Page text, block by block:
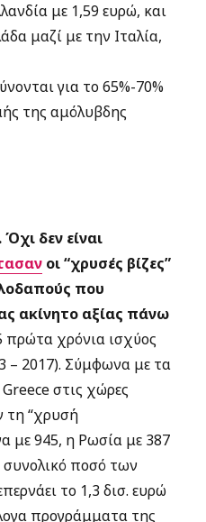
με 1,59 ευρώ, και
μαζί με την Ιταλία,
για το 65%-70%
της αμόλυβδης
δεν είναι
οι “χρυσές βίζες”
που
ακίνητο αξίας πάνω
πρώτα χρόνια ισχύος
– 2017). Σύμφωνα με τα
στις χώρες
τη “χρυσή
με 945, η Ρωσία με 387
συνολικό ποσό των
το 1,3 δισ. ευρώ
προγράμματα της